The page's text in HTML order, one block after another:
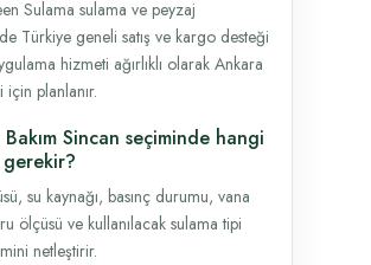
Sulama sulama ve peyzaj
Türkiye geneli satış ve kargo desteği
hizmeti ağırlıklı olarak Ankara
planlanır.
Bakım Sincan seçiminde hangi
su kaynağı, basınç durumu, vana
ölçüsü ve kullanılacak sulama tipi
netleştirir.